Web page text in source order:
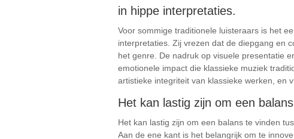
in hippe interpretaties.
Voor sommige traditionele luisteraars is het
interpretaties. Zij vrezen dat de diepgang en
het genre. De nadruk op visuele presentatie
emotionele impact die klassieke muziek
artistieke integriteit van klassieke werken, en
Het kan lastig zijn om een
Het kan lastig zijn om een balans te vinden
Aan de ene kant is het belangrijk om te